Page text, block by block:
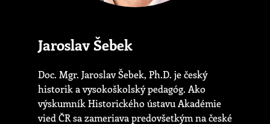
Jaroslav Šebek
Doc. Mgr. Jaroslav Šebek, Ph.D. je český
historik a vysokoškolský pedagóg. Ako
výskumník Historického ústavu Akadémie
vied ČR sa zameriava predovšetkým na české